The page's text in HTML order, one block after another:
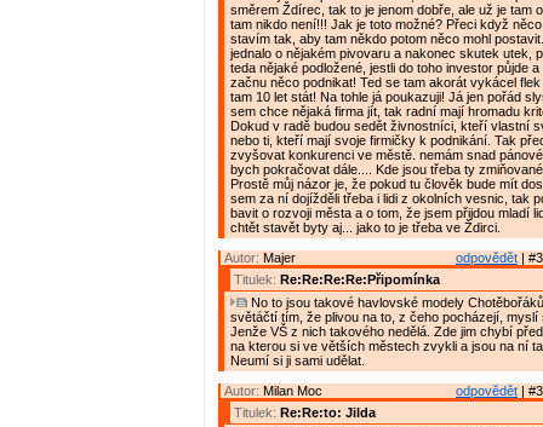
směrem Ždírec, tak to je jenom dobře, ale už je tam
tam nikdo není!!! Jak je toto možné? Přeci když
stavím tak, aby tam někdo potom něco mohl
jednalo o nějakém pivovaru a nakonec skutek utek,
teda nějaké podložené, jestli do toho investor půjde
začnu něco podnikat! Ted se tam akorát vykácel
tam 10 let stát! Na tohle já poukazuji! Já jen pořád
sem chce nějaká firma jít, tak radní mají hromadu
Dokud v radě budou sedět živnostníci, kteří vlastní
nebo ti, kteří mají svoje firmičky k podnikání. Tak
zvyšovat konkurenci ve městě. nemám snad
bych pokračovat dále.... Kde jsou třeba ty
Prostě můj názor je, že pokud tu člověk bude mít
sem za ní dojížděli třeba i lidi z okolních vesnic, tak
bavit o rozvoji města a o tom, že jsem přijdou mladí
chtět stavět byty aj... jako to je třeba ve Ždirci.
odpovědět |
Autor: Majer
Titulek: Re:Re:Re:Re:Připomínka
No to jsou takové havlovské modely
světáčtí tím, že plivou na to, z čeho pocházejí, myslí
Jenže VŠ z nich takového nedělá. Zde jim chybí
na kterou si ve větších městech zvykli a jsou na ní
Neumí si ji sami udělat.
odpovědět |
Autor: Milan Moc
Titulek: Re:Re:to: Jilda